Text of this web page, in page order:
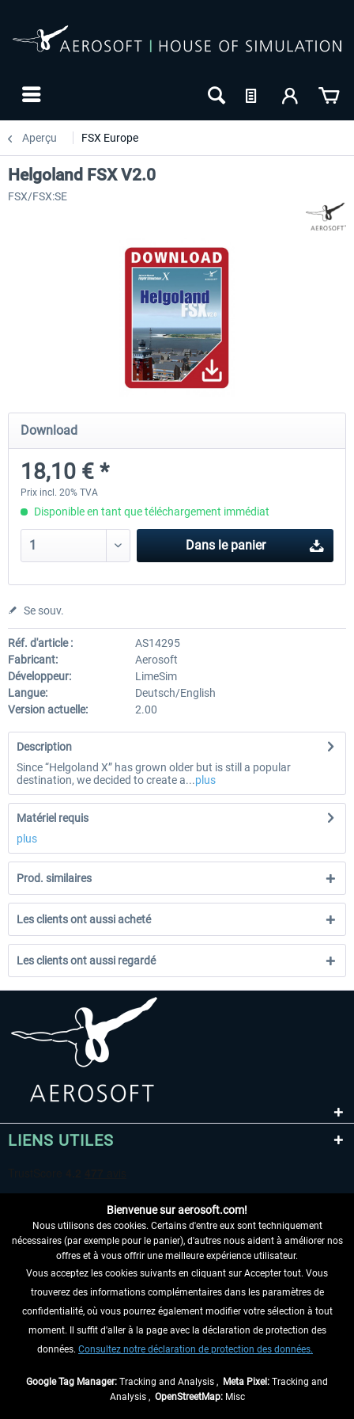
Aperçu FSX Europe
Mega Airport Frankfurt V2.0
30,20 € *
Mega Airport Berlin
Helgoland FSX V2.0
FSX/FSX:SE
Download
18,10 € *
Prix incl. 20% TVA
Disponible en tant que téléchargement immédiat
Dans le panier
Se souv.
Réf. d'article :
AS14295
Fabricant:
Aerosoft
Développeur:
LimeSim
Langue:
Deutsch/English
Version actuelle:
2.00
Description
Since “Helgoland X” has grown older but is still a popular
destination, we decided to create a...plus
Matériel requis
plus
Prod. similaires
Les clients ont aussi acheté
Les clients ont aussi regardé
LIENS UTILES
RENONCER AU CONTRAT ICI
INFORMATIONS
NE MANQUEZ PAS LES DERNIÈRES
Bienvenue sur aerosoft.com!
Nous utilisons des cookies. Certains d'entre eux sont techniquement
nécessaires (par exemple pour le panier), d'autres nous aident à améliorer nos
offres et à vous offrir une meilleure expérience utilisateur.
Vous acceptez les cookies suivants en cliquant sur Accepter tout. Vous
trouverez des informations complémentaires dans les paramètres de
confidentialité, où vous pourrez également modifier votre sélection à tout
moment. Il suffit d'aller à la page avec la déclaration de protection des
données. Consultez notre déclaration de protection des données.
Google Tag Manager: Tracking and Analysis , Meta Pixel: Tracking and
Analysis , OpenStreetMap:Misc